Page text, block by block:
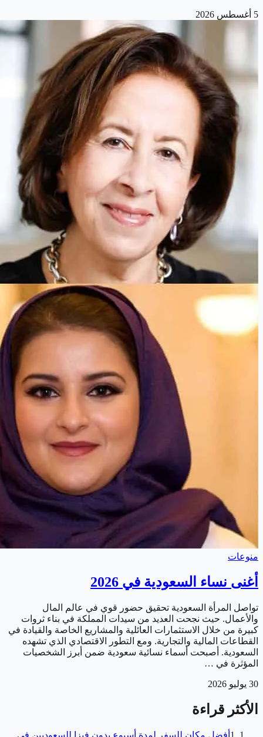
5 أغسطس 2026
منوعات
أغنى نساء السعودية في 2026
تواصل المرأة السعودية تحقيق حضور قوي في عالم المال
والأعمال. حيث نجحت العديد من سيدات المملكة في بناء ثروات
كبيرة من خلال الاستثمارات العائلية والمشاريع الخاصة والقيادة في
القطاعات المالية والتجارية. ومع التطور الاقتصادي الذي تشهده
السعودية. أصبحت أسماء نسائية سعودية ضمن أبرز الشخصيات
المؤثرة في …
30 يوليو 2026
الأكثر قراءة
1 أفضل مكان للسفر لمدة أسبوع بدون فيزا للسعوديين في